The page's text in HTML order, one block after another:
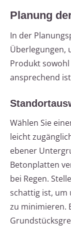
Planung
In der
Überlegungen,
Produkt
ansprechend
Wählen Sie
leicht
ebener
Betonplatten
bei Regen.
schattig ist, um
zu minimieren.